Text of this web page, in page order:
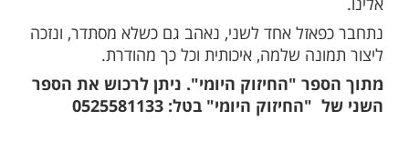
ישראל היה אור במושבותם – הם דאגו גם
האנשים, לא משנה מאיזה שבט הם היו,
אחד את השני, נתנו כוח ותקווה לכולם, הם
במושבות שלהם, הדליקו אותו ודאגו שלא